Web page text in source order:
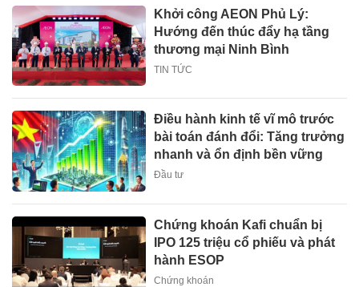
Khởi công AEON Phủ Lý:
Hướng đến thúc đẩy hạ tầng
thương mại Ninh Bình
TIN TỨC
Điều hành kinh tế vĩ mô trước
bài toán đánh đổi: Tăng trưởng
nhanh và ổn định bền vững
Đầu tư
Chứng khoán Kafi chuẩn bị
IPO 125 triệu cổ phiếu và phát
hành ESOP
Chứng khoán